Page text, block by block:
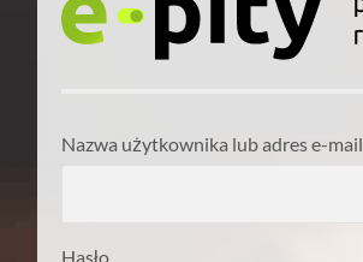
Nazwa użytkownika lub adres e-mail
Hasło